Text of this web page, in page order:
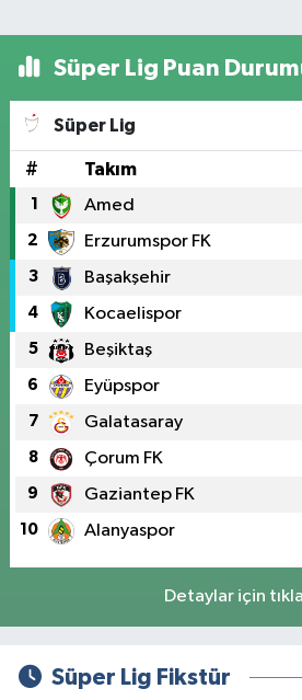
Süper Lig Puan
Süper Lig
# Takım
1 Amed
2 Erzurumspor FK
3 Başakşehir
4 Kocaelispor
5 Beşiktaş
6 Eyüpspor
7 Galatasaray
8 Çorum FK
9 Gaziantep FK
10 Alanyaspor
Detaylar için
Süper Lig Fikstür